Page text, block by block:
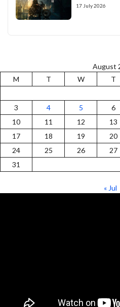
17 July 2026
August
M
T W T
3
4 5 6
10
11 12 13
17
18 19 20
24
25 26 27
31
« Jul